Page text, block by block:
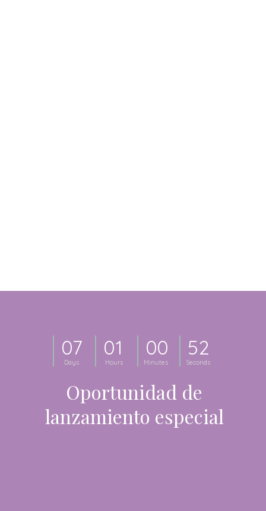
07
Days
01
Hours
00
Minutes
51
Seconds
Oportunidad de
lanzamiento especial